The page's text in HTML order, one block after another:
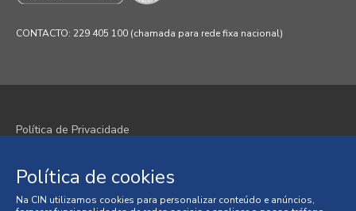
CONTACTO: 229 405 100 (chamada para rede fixa nacional)
Política de Privacidade
Termos e Condições
Política de cookies
Na CIN utilizamos cookies para personalizar conteúdo e anúncios,